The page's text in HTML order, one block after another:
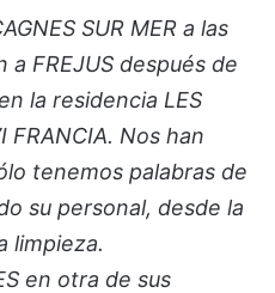
SUR MER a las
FREJUS después de
la residencia LES
FRANCIA. Nos han
tenemos palabras de
su personal, desde la
limpieza.
en otra de sus